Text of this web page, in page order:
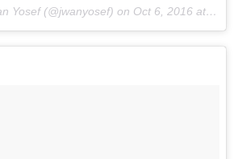
Yosef (@jwanyosef) on Oct 6, 2016 at 2:32pm PDT